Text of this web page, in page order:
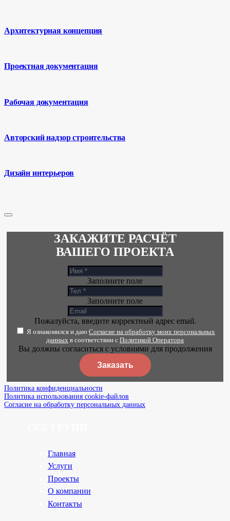
Архитектурная концепция
Проектная документация
Рабочая документация
Авторский надзор строительства
Дизайн интерьеров
ЗАКАЖИТЕ РАСЧЁТ
ВАШЕГО ПРОЕКТА
Заполните поле
Заполните поле
Пожалуйста, введите корректный адрес email.
Я ознакомился и даю Согласие на обработку моих персональных
данных в соответствии с Политикой Оператора
Вы должны согласиться с условиями для продолжения
Заказать
Политика конфиденциальности
Политика использования cookie-файлов
Согласие на обработку персональных данных
Главная
Услуги
Проекты
О компании
Контакты